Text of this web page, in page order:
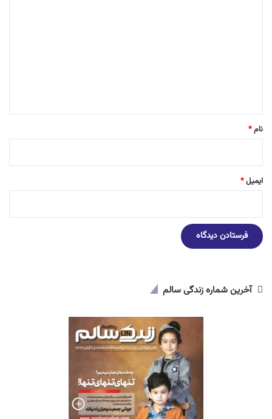
نام*
ایمیل*
آخرین شماره زندگی سالم